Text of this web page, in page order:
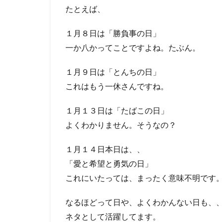
たとえば、
１月８日は「勝負事の日」
一か八かってことですよね。たぶん。
１月９日は「とんちの日」
これはもう一休さんですね。
１月１３日は「たばこの日」
よくわかりません。そうなの？
１月１４日本日は、、
「愛と希望と勇気の日」
これにいたっては、まったく意味不明です
なるほどって日や、よくわかんない日も、
ネタとして活躍してます。